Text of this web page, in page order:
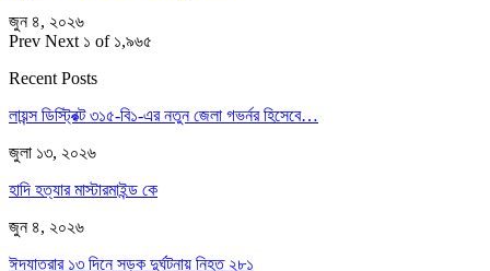
জুন ৪, ২০২৬
Prev Next ১ of ১,৯৬৫
Recent Posts
লায়ন্স ডিস্ট্রিক্ট ৩১৫-বি১-এর নতুন জেলা গভর্নর হিসেবে…
জুলা ১৩, ২০২৬
হাদি হত্যার মাস্টারমাইন্ড কে
জুন ৪, ২০২৬
ঈদযাত্রার ১৩ দিনে সড়ক দুর্ঘটনায় নিহত ২৮১